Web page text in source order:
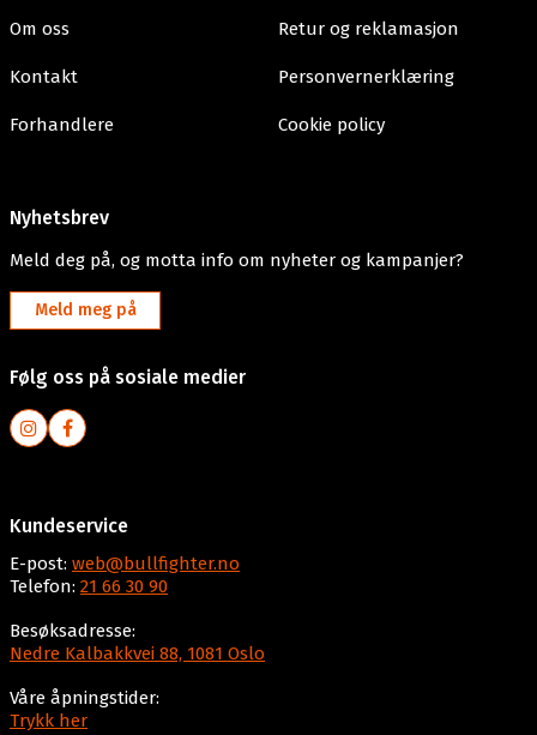
Om oss
Kontakt
Forhandlere
Retur og reklamasjon
Personvernerklæring
Cookie policy
Nyhetsbrev
Meld deg på, og motta info om nyheter og kampanjer?
Meld meg på
Følg oss på sosiale medier
Kundeservice
E-post: web@bullfighter.no
Telefon: 21 66 30 90
Besøksadresse:
Nedre Kalbakkvei 88, 1081 Oslo
Våre åpningstider:
Trykk her